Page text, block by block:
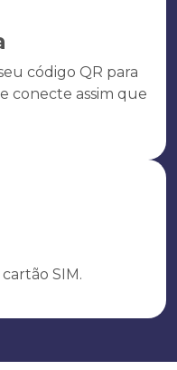
código QR para
conecte assim que
SIM.